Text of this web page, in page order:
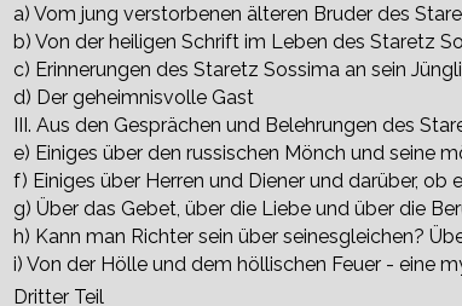
a) Vom jung verstorbenen älteren Bruder des
b) Von der heiligen Schrift im Leben des Staretz
c) Erinnerungen des Staretz Sossima an sein
d) Der geheimnisvolle Gast
III. Aus den Gesprächen und Belehrungen des
e) Einiges über den russischen Mönch und seine
f) Einiges über Herren und Diener und darüber,
g) Über das Gebet, über die Liebe und über die
h) Kann man Richter sein über seinesgleichen?
i) Von der Hölle und dem höllischen Feuer - eine
Dritter Teil